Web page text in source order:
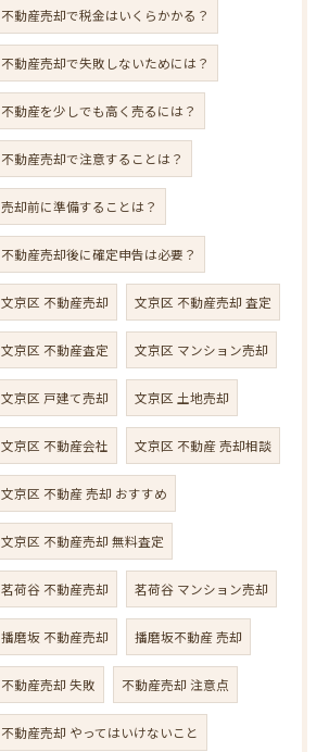
不動産売却で税金はいくらかかる？
不動産売却で失敗しないためには？
不動産を少しでも高く売るには？
不動産売却で注意することは？
売却前に準備することは？
不動産売却後に確定申告は必要？
文京区 不動産売却 文京区 不動産売却 査定
文京区 不動産査定 文京区 マンション売却
文京区 戸建て売却 文京区 土地売却
文京区 不動産会社 文京区 不動産 売却相談
文京区 不動産 売却 おすすめ
文京区 不動産売却 無料査定
茗荷谷 不動産売却 茗荷谷 マンション売却
播磨坂 不動産売却 播磨坂不動産 売却
不動産売却 失敗 不動産売却 注意点
不動産売却 やってはいけないこと